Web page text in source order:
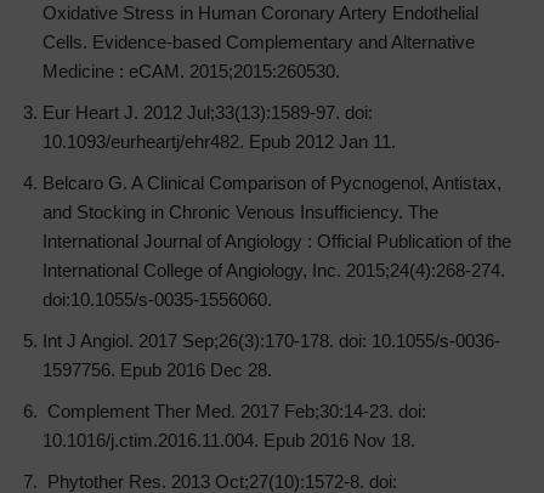
Oxidative Stress in Human Coronary Artery Endothelial
Cells. Evidence-based Complementary and Alternative
Medicine : eCAM. 2015;2015:260530.
Eur Heart J. 2012 Jul;33(13):1589-97. doi:
10.1093/eurheartj/ehr482. Epub 2012 Jan 11.
Belcaro G. A Clinical Comparison of Pycnogenol, Antistax,
and Stocking in Chronic Venous Insufficiency. The
International Journal of Angiology : Official Publication of the
International College of Angiology, Inc. 2015;24(4):268-274.
doi:10.1055/s-0035-1556060.
Int J Angiol. 2017 Sep;26(3):170-178. doi: 10.1055/s-0036-
1597756. Epub 2016 Dec 28.
Complement Ther Med. 2017 Feb;30:14-23. doi:
10.1016/j.ctim.2016.11.004. Epub 2016 Nov 18.
Phytother Res. 2013 Oct;27(10):1572-8. doi: